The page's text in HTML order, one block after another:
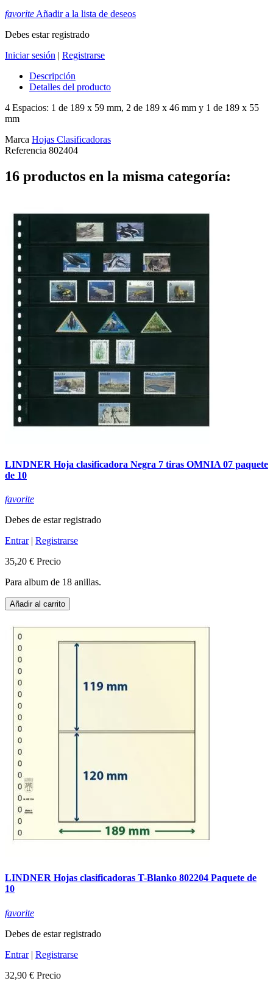
favorite Añadir a la lista de deseos
Debes estar registrado
Iniciar sesión | Registrarse
Descripción
Detalles del producto
4 Espacios: 1 de 189 x 59 mm, 2 de 189 x 46 mm y 1 de 189 x 55
mm
Marca Hojas Clasificadoras
Referencia 802404
16 productos en la misma categoría:
LINDNER Hoja clasificadora Negra 7 tiras OMNIA 07 paquete
de 10
favorite
Debes de estar registrado
Entrar| Registrarse
35,20 € Precio
Para album de 18 anillas.
Añadir al carrito
LINDNER Hojas clasificadoras T-Blanko 802204 Paquete de
10
favorite
Debes de estar registrado
Entrar| Registrarse
32,90 € Precio